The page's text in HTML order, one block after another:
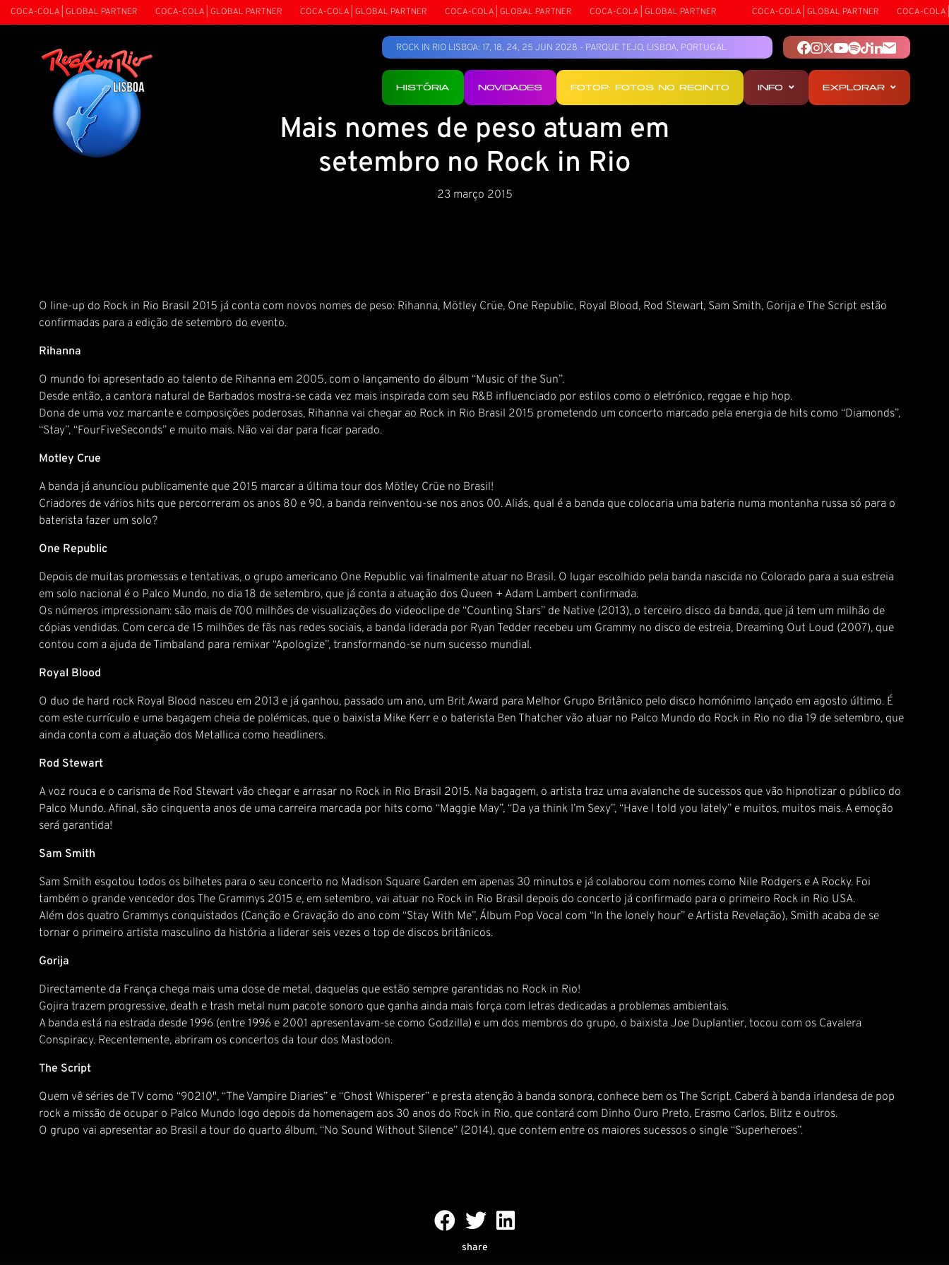
COLA | GLOBAL PARTNER COCA-COLA | GLOBAL PARTNER COCA-COLA | GLOBAL PARTNER COCA-COLA | GLOBAL PARTNER COCA-COLA | GLOBAL PARTNER COCA-COLA | GLOBAL PARTNER COCA-COLA |
ROCK IN RIO LISBOA: 17, 18, 24, 25 JUN 2028 - PARQUE TEJO, LISBOA, PORTUGAL
HISTÓRIA NOVIDADES FOTOP: FOTOS NO RECINTO INFO EXPLORAR
Mais nomes de peso atuam em
setembro no Rock in Rio
23 março 2015
O line-up do Rock in Rio Brasil 2015 já conta com novos nomes de peso: Rihanna, Mötley Crüe, One Republic, Royal Blood, Rod Stewart, Sam Smith, Gorija e The Script estão
confirmadas para a edição de setembro do evento.
Rihanna
O mundo foi apresentado ao talento de Rihanna em 2005, com o lançamento do álbum “Music of the Sun”.
Desde então, a cantora natural de Barbados mostra-se cada vez mais inspirada com seu R&B influenciado por estilos como o eletrónico, reggae e hip hop.
Dona de uma voz marcante e composições poderosas, Rihanna vai chegar ao Rock in Rio Brasil 2015 prometendo um concerto marcado pela energia de hits como “Diamonds”,
“Stay”, “FourFiveSeconds” e muito mais. Não vai dar para ficar parado.
Motley Crue
A banda já anunciou publicamente que 2015 marcar a última tour dos Mötley Crüe no Brasil!
Criadores de vários hits que percorreram os anos 80 e 90, a banda reinventou-se nos anos 00. Aliás, qual é a banda que colocaria uma bateria numa montanha russa só para o
baterista fazer um solo?
One Republic
Depois de muitas promessas e tentativas, o grupo americano One Republic vai finalmente atuar no Brasil. O lugar escolhido pela banda nascida no Colorado para a sua estreia
em solo nacional é o Palco Mundo, no dia 18 de setembro, que já conta a atuação dos Queen + Adam Lambert confirmada.
Os números impressionam: são mais de 700 milhões de visualizações do videoclipe de “Counting Stars” de Native (2013), o terceiro disco da banda, que já tem um milhão de
cópias vendidas. Com cerca de 15 milhões de fãs nas redes sociais, a banda liderada por Ryan Tedder recebeu um Grammy no disco de estreia, Dreaming Out Loud (2007), que
contou com a ajuda de Timbaland para remixar “Apologize”, transformando-se num sucesso mundial.
Royal Blood
O duo de hard rock Royal Blood nasceu em 2013 e já ganhou, passado um ano, um Brit Award para Melhor Grupo Britânico pelo disco homónimo lançado em agosto último. É
com este currículo e uma bagagem cheia de polémicas, que o baixista Mike Kerr e o baterista Ben Thatcher vão atuar no Palco Mundo do Rock in Rio no dia 19 de setembro, que
ainda conta com a atuação dos Metallica como headliners.
Rod Stewart
A voz rouca e o carisma de Rod Stewart vão chegar e arrasar no Rock in Rio Brasil 2015. Na bagagem, o artista traz uma avalanche de sucessos que vão hipnotizar o público do
Palco Mundo. Afinal, são cinquenta anos de uma carreira marcada por hits como “Maggie May”, “Da ya think I’m Sexy”, “Have I told you lately” e muitos, muitos mais. A emoção
será garantida!
Sam Smith
Sam Smith esgotou todos os bilhetes para o seu concerto no Madison Square Garden em apenas 30 minutos e já colaborou com nomes como Nile Rodgers e A Rocky. Foi
também o grande vencedor dos The Grammys 2015 e, em setembro, vai atuar no Rock in Rio Brasil depois do concerto já confirmado para o primeiro Rock in Rio USA.
Além dos quatro Grammys conquistados (Canção e Gravação do ano com “Stay With Me”, Álbum Pop Vocal com “In the lonely hour” e Artista Revelação), Smith acaba de se
tornar o primeiro artista masculino da história a liderar seis vezes o top de discos britânicos.
Gorija
Directamente da França chega mais uma dose de metal, daquelas que estão sempre garantidas no Rock in Rio!
Gojira trazem progressive, death e trash metal num pacote sonoro que ganha ainda mais força com letras dedicadas a problemas ambientais.
A banda está na estrada desde 1996 (entre 1996 e 2001 apresentavam-se como Godzilla) e um dos membros do grupo, o baixista Joe Duplantier, tocou com os Cavalera
Conspiracy. Recentemente, abriram os concertos da tour dos Mastodon.
The Script
Quem vê séries de TV como “90210″, “The Vampire Diaries” e “Ghost Whisperer” e presta atenção à banda sonora, conhece bem os The Script. Caberá à banda irlandesa de pop
rock a missão de ocupar o Palco Mundo logo depois da homenagem aos 30 anos do Rock in Rio, que contará com Dinho Ouro Preto, Erasmo Carlos, Blitz e outros.
O grupo vai apresentar ao Brasil a tour do quarto álbum, “No Sound Without Silence” (2014), que contem entre os maiores sucessos o single “Superheroes”.
share